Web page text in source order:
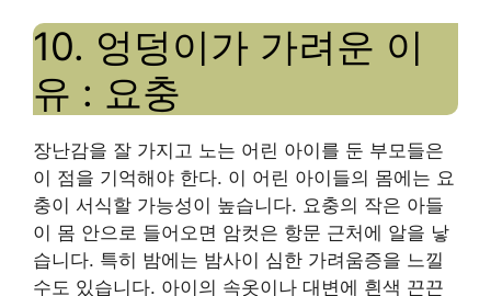
10. 엉덩이가 가려운 이
유 : 요충
장난감을 잘 가지고 노는 어린 아이를 둔 부모들은
이 점을 기억해야 한다. 이 어린 아이들의 몸에는 요
충이 서식할 가능성이 높습니다. 요충의 작은 아들
이 몸 안으로 들어오면 암컷은 항문 근처에 알을 낳
습니다. 특히 밤에는 밤사이 심한 가려움증을 느낄
수도 있습니다. 아이의 속옷이나 대변에 흰색 끈끈